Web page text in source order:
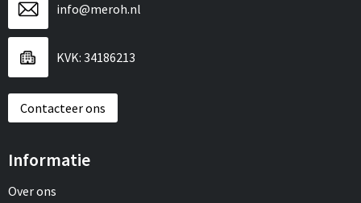
info@meroh.nl
KVK: 34186213
Contacteer ons
Informatie
Over ons